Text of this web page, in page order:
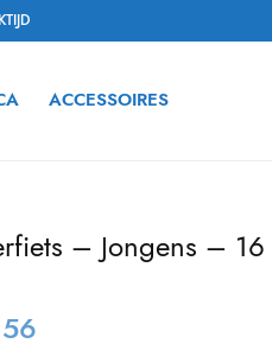
ACCESSOIRES
– Jongens –